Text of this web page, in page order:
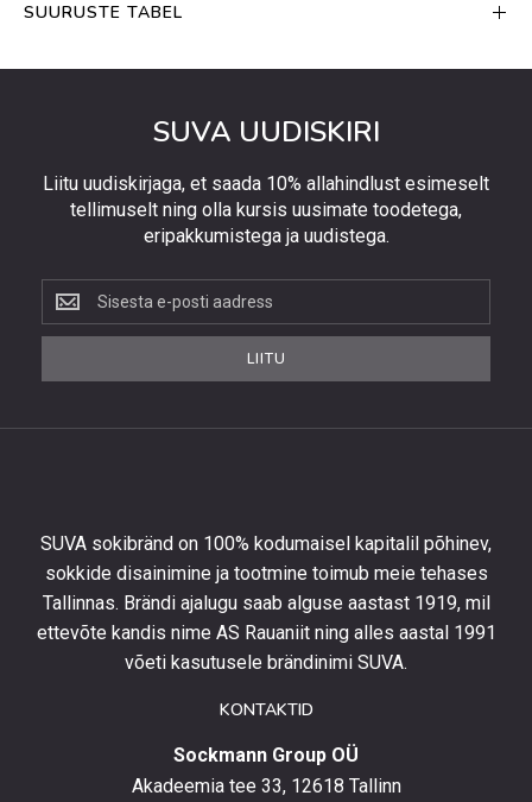
SUURUSTE TABEL
SUVA UUDISKIRI
Liitu uudiskirjaga, et saada 10% allahindlust esimeselt
tellimuselt ning olla kursis uusimate toodetega,
eripakkumistega ja uudistega.
Liitu
uudiskirjaga,
et
kursis
uusimate
toodetega,
eripakkumistega
LIITU
SUVA sokibränd on 100% kodumaisel kapitalil põhinev,
sokkide disainimine ja tootmine toimub meie tehases
Tallinnas. Brändi ajalugu saab alguse aastast 1919, mil
ettevõte kandis nime AS Rauaniit ning alles aastal 1991
võeti kasutusele brändinimi SUVA.
KONTAKTID
Sockmann Group OÜ
Akadeemia tee 33, 12618 Tallinn